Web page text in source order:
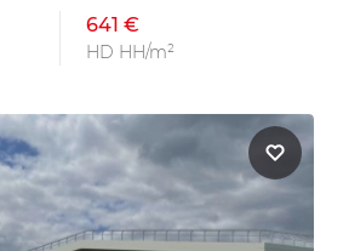
641 €
HD HH/m²